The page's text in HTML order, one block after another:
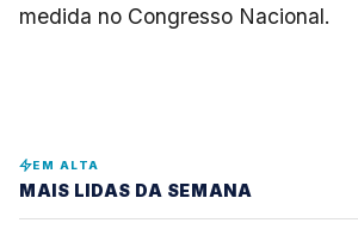
medida no Congresso Nacional.
EM ALTA
MAIS LIDAS DA SEMANA